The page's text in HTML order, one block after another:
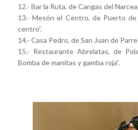
12.- Bar la Ruta, de Cangas del
13.- Mesón el Centro, de Puerto de
centro”.
14.- Casa Pedro, de San Juan de
15.- Restaurante Abrelatas, de
Bomba de manitas y gamba roja”.